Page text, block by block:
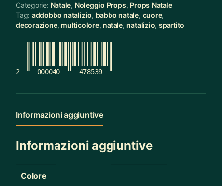
Categorie: Natale, Noleggio Props, Props Natale
Tag: addobbo natalizio, babbo natale, cuore,
decorazione, multicolore, natale, natalizio, spartito
2 000040 478539
Informazioni aggiuntive
Informazioni aggiuntive
Colore